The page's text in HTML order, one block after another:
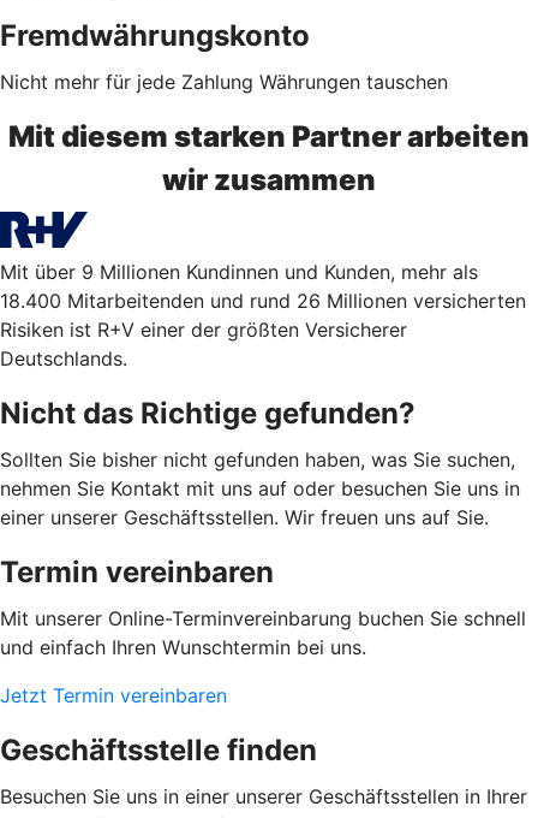
Fremdwährungskonto
Nicht mehr für jede Zahlung Währungen tauschen
Mit diesem starken Partner arbeiten
wir zusammen
Mit über 9 Millionen Kundinnen und Kunden, mehr als
18.400 Mitarbeitenden und rund 26 Millionen versicherten
Risiken ist R+V einer der größten Versicherer
Deutschlands.
Nicht das Richtige gefunden?
Sollten Sie bisher nicht gefunden haben, was Sie suchen,
nehmen Sie Kontakt mit uns auf oder besuchen Sie uns in
einer unserer Geschäftsstellen. Wir freuen uns auf Sie.
Termin vereinbaren
Mit unserer Online-Terminvereinbarung buchen Sie schnell
und einfach Ihren Wunschtermin bei uns.
Jetzt Termin vereinbaren
Geschäftsstelle finden
Besuchen Sie uns in einer unserer Geschäftsstellen in Ihrer